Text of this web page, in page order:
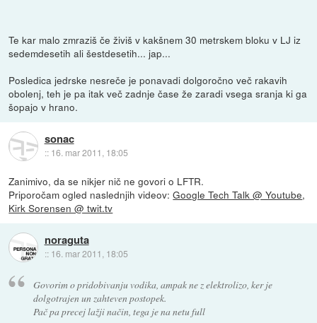
Te kar malo zmraziš če živiš v kakšnem 30 metrskem bloku v LJ iz
sedemdesetih ali šestdesetih... jap...
Posledica jedrske nesreče je ponavadi dolgoročno več rakavih
obolenj, teh je pa itak več zadnje čase že zaradi vsega sranja ki ga
šopajo v hrano.
sonac
:: 16. mar 2011, 18:05
Zanimivo, da se nikjer nič ne govori o LFTR.
Priporočam ogled naslednjih videov:Google Tech Talk @ Youtube,
Kirk Sorensen @ twit.tv
noraguta
:: 16. mar 2011, 18:05
Govorim o pridobivanju vodika, ampak ne z elektrolizo, ker je
dolgotrajen un zahteven postopek.
Pač pa precej lažji način, tega je na netu full